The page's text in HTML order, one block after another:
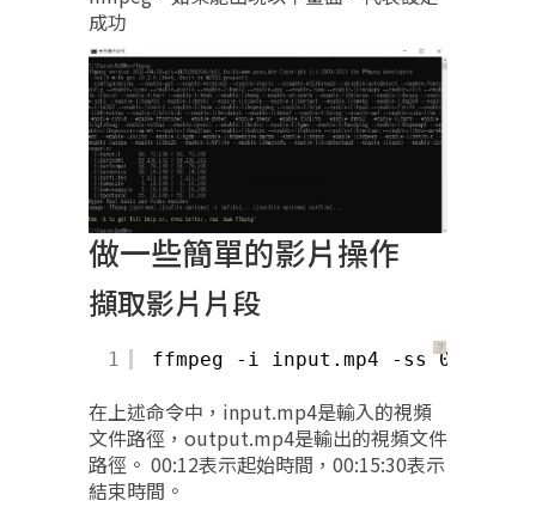
成功
做一些簡單的影片操作
擷取影片片段
？
1 ffmpeg -i input.mp4 -ss 00:12 -
在上述命令中，input.mp4是輸入的視頻
文件路徑，output.mp4是輸出的視頻文件
路徑。 00:12表示起始時間，00:15:30表示
結束時間。